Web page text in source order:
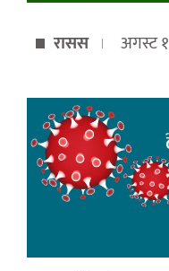
रासस अगस्ट